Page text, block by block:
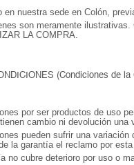
en nuestra sede en Colón,
son meramente ilustrativas.
LA COMPRA.
(Condiciones de la
por ser productos de uso
cambio ni devolución una
pueden sufrir una variación
la garantía el reclamo por
no cubre deterioro por uso o